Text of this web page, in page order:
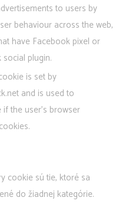
to users by
behaviour across the web,
have Facebook pixel or
social plugin.
is set by
and is used to
if the user's browser
cookie sú tie, ktoré sa
do žiadnej kategórie.